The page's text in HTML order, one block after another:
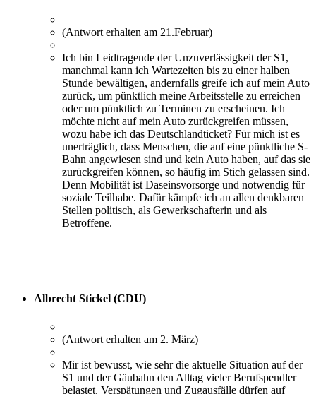
(Antwort erhalten am 21.Februar)
Ich bin Leidtragende der Unzuverlässigkeit der S1,
manchmal kann ich Wartezeiten bis zu einer halben
Stunde bewältigen, andernfalls greife ich auf mein Auto
zurück, um pünktlich meine Arbeitsstelle zu erreichen
oder um pünktlich zu Terminen zu erscheinen. Ich
möchte nicht auf mein Auto zurückgreifen müssen,
wozu habe ich das Deutschlandticket? Für mich ist es
unerträglich, dass Menschen, die auf eine pünktliche S-
Bahn angewiesen sind und kein Auto haben, auf das sie
zurückgreifen können, so häufig im Stich gelassen sind.
Denn Mobilität ist Daseinsvorsorge und notwendig für
soziale Teilhabe. Dafür kämpfe ich an allen denkbaren
Stellen politisch, als Gewerkschafterin und als
Betroffene.
Albrecht Stickel (CDU)
(Antwort erhalten am 2. März)
Mir ist bewusst, wie sehr die aktuelle Situation auf der
S1 und der Gäubahn den Alltag vieler Berufspendler
belastet. Verspätungen und Zugausfälle dürfen auf